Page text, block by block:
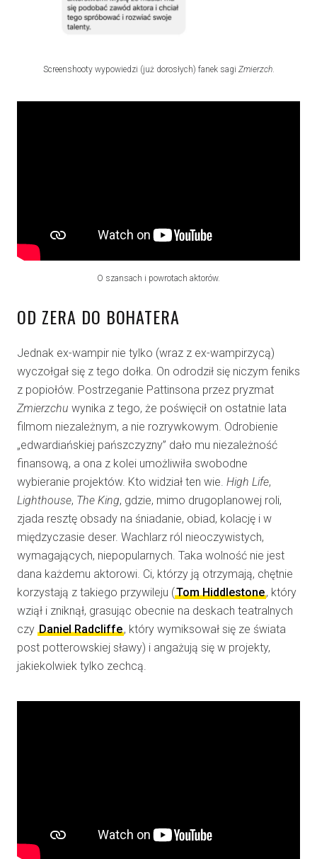
Screenshooty wypowiedzi (już dorosłych) fanek sagi Zmierzch.
O szansach i powrotach aktorów.
OD ZERA DO BOHATERA
Jednak ex-wampir nie tylko (wraz z ex-wampirzycą)
wyczołgał się z tego dołka. On odrodził się niczym feniks
z popiołów. Postrzeganie Pattinsona przez pryzmat
Zmierzchu wynika z tego, że poświęcił on ostatnie lata
filmom niezależnym, a nie rozrywkowym. Odrobienie
„edwardiańskiej pańszczyzny” dało mu niezależność
finansową, a ona z kolei umożliwiła swobodne
wybieranie projektów. Kto widział ten wie. High Life,
Lighthouse, The King, gdzie, mimo drugoplanowej roli,
zjada resztę obsady na śniadanie, obiad, kolację i w
międzyczasie deser. Wachlarz ról nieoczywistych,
wymagających, niepopularnych. Taka wolność nie jest
dana każdemu aktorowi. Ci, którzy ją otrzymają, chętnie
korzystają z takiego przywileju (Tom Hiddlestone, który
wziął i zniknął, grasując obecnie na deskach teatralnych
czy Daniel Radcliffe, który wymiksował się ze świata
post potterowskiej sławy) i angażują się w projekty,
jakiekolwiek tylko zechcą.